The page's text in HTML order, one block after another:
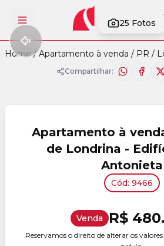
Abrir menu 25 Fotos
Home / Apartamento à venda / PR /
Compartilhar:
Apartamento à
de Londrina -
Antonieta
Cód: 9466
Venda R$
Reservamos o direito de alterar os